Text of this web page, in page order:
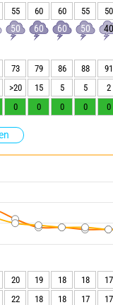
55 60 60 55 50
50 60 60 50 40
73 79 86 88
91
>20 15 5 5
2
0 0 0 0 0
20 19 18 18
17
22 18 18 17
17